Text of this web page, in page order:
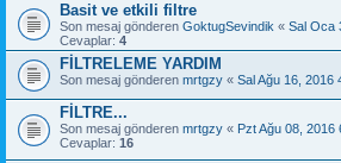
Basit ve etkili filtre
Son mesaj gönderen GoktugSevindik « Sal Oca
Cevaplar: 4
FİLTRELEME YARDIM
Son mesaj gönderen mrtgzy « Sal Ağu 16, 2016
FİLTRE...
Son mesaj gönderen mrtgzy « Pzt Ağu 08, 2016
Cevaplar: 16